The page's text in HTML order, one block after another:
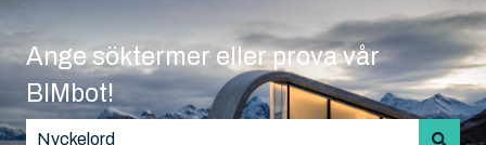
Ange söktermer eller prova vår
BIMbot!